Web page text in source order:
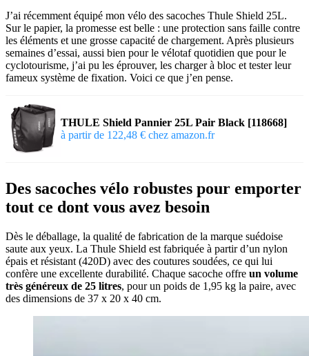
J’ai récemment équipé mon vélo des sacoches Thule Shield 25L.
Sur le papier, la promesse est belle : une protection sans faille contre
les éléments et une grosse capacité de chargement. Après plusieurs
semaines d’essai, aussi bien pour le vélotaf quotidien que pour le
cyclotourisme, j’ai pu les éprouver, les charger à bloc et tester leur
fameux système de fixation. Voici ce que j’en pense.
THULE Shield Pannier 25L Pair Black [118668]
à partir de 122,48 € chez amazon.fr
Des sacoches vélo robustes pour emporter
tout ce dont vous avez besoin
Dès le déballage, la qualité de fabrication de la marque suédoise
saute aux yeux. La Thule Shield est fabriquée à partir d’un nylon
épais et résistant (420D) avec des coutures soudées, ce qui lui
confère une excellente durabilité. Chaque sacoche offre un volume
très généreux de 25 litres, pour un poids de 1,95 kg la paire, avec
des dimensions de 37 x 20 x 40 cm.